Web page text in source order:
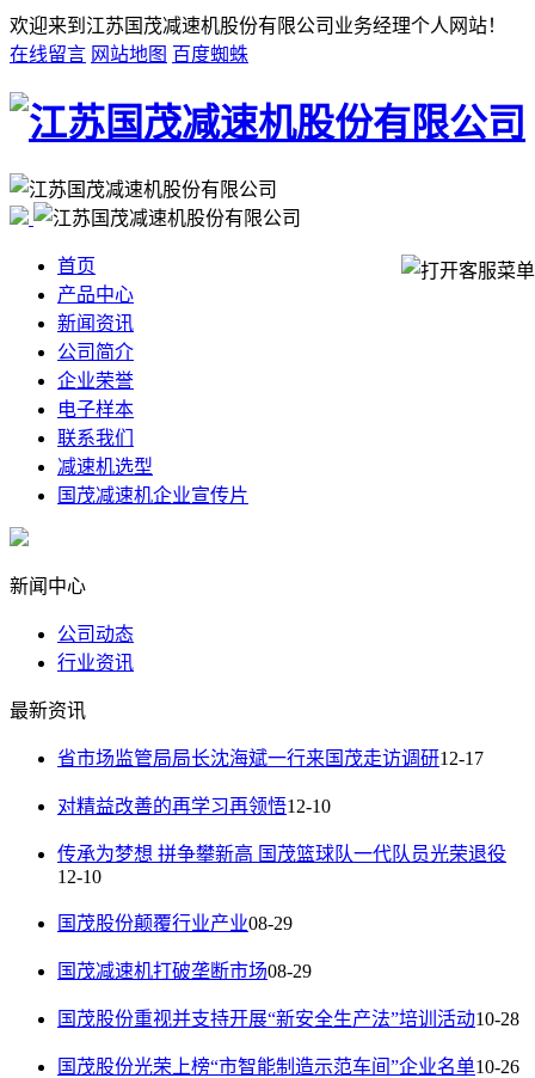
欢迎来到江苏国茂减速机股份有限公司业务经理个人网站！
在线留言 网站地图 百度蜘蛛
首页
产品中心
新闻资讯
公司简介
企业荣誉
电子样本
联系我们
减速机选型
国茂减速机企业宣传片
新闻中心
公司动态
行业资讯
最新资讯
省市场监管局局长沈海斌一行来国茂走访调研12-17
对精益改善的再学习再领悟12-10
传承为梦想 拼争攀新高 国茂篮球队一代队员光荣退役
12-10
国茂股份颠覆行业产业08-29
国茂减速机打破垄断市场08-29
国茂股份重视并支持开展“新安全生产法”培训活动10-28
国茂股份光荣上榜“市智能制造示范车间”企业名单10-26